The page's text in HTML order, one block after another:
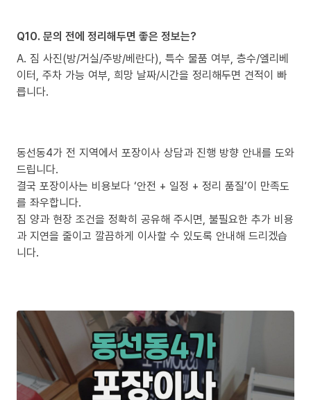
Q10. 문의 전에 정리해두면 좋은 정보는?
A. 짐 사진(방/거실/주방/베란다), 특수 물품 여부, 층수/엘리베
이터, 주차 가능 여부, 희망 날짜/시간을 정리해두면 견적이 빠
릅니다.
동선동4가 전 지역에서 포장이사 상담과 진행 방향 안내를 도와
드립니다.
결국 포장이사는 비용보다 ‘안전 + 일정 + 정리 품질’이 만족도
를 좌우합니다.
짐 양과 현장 조건을 정확히 공유해 주시면, 불필요한 추가 비용
과 지연을 줄이고 깔끔하게 이사할 수 있도록 안내해 드리겠습
니다.